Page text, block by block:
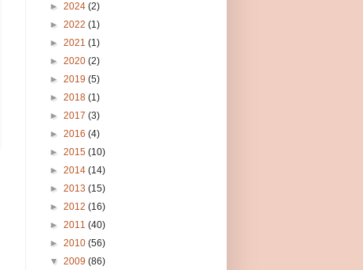
► 2024 (2)
► 2022 (1)
► 2021 (1)
► 2020 (2)
► 2019 (5)
► 2018 (1)
► 2017 (3)
► 2016 (4)
► 2015 (10)
► 2014 (14)
► 2013 (15)
► 2012 (16)
► 2011 (40)
► 2010 (56)
▼ 2009 (86)